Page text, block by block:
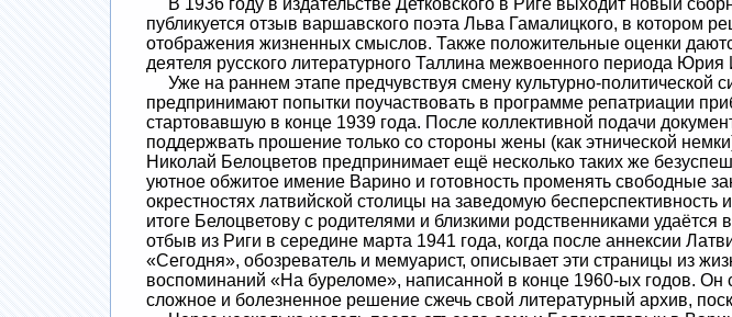
публикуется отзыв варшавского поэта Льва Гамалицкого, в котором
отображения жизненных смыслов. Также положительные оценки
деятеля русского литературного Таллина межвоенного периода Юрия
Уже на раннем этапе предчувствуя смену культурно-
предпринимают попытки поучаствовать в программе репатриации
стартовавшую в конце 1939 года. После коллективной подачи
поддержвать прошение только со стороны жены (как этнической
Николай Белоцветов предпринимает ещё несколько таких же
уютное обжитое имение Варино и готовность променять свободные
окрестностях латвийской столицы на заведомую
итоге Белоцветову с родителями и близкими родственниками
отбыв из Риги в середине марта 1941 года, когда после аннексии
«Сегодня», обозреватель и мемуарист, описывает эти страницы из
воспоминаний «На буреломе», написанной в конце 1960-ых годов. Он
сложное и болезненное решение сжечь свой литературный архив,